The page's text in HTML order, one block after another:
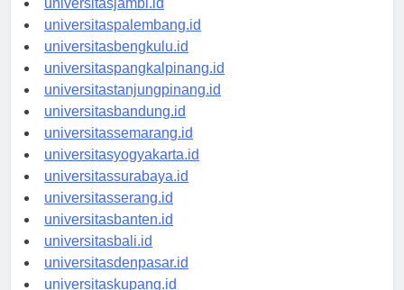
universitasjambi.id
universitaspalembang.id
universitasbengkulu.id
universitaspangkalpinang.id
universitastanjungpinang.id
universitasbandung.id
universitassemarang.id
universitasyogyakarta.id
universitassurabaya.id
universitasserang.id
universitasbanten.id
universitasbali.id
universitasdenpasar.id